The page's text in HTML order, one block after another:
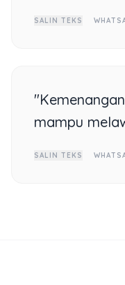
SALIN TEKS
mampu
SALIN TEKS